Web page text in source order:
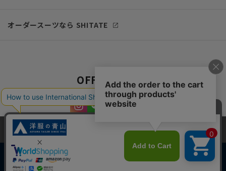
オーダースーツなら SHITATE
OFFICIAL SNS
当サイトでは、快適な閲覧体験とコンテンツ改善のためにCookieを使用
しています。閲覧を続けることで、Cookieの使用に同意したものとみな
します。詳細については